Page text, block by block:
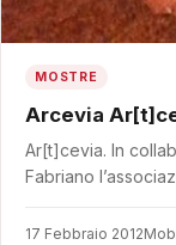
MOSTRE
Arcevia
Ar[t]cevia. In
Fabriano
17 Febbraio 2012